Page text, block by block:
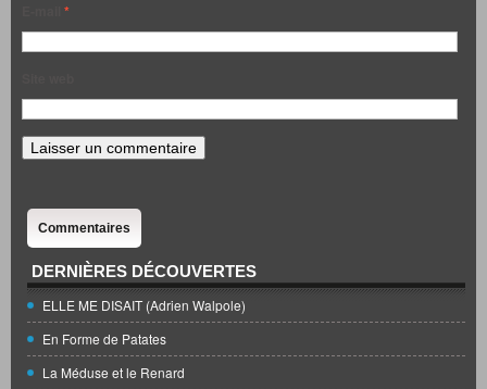
*
Commentaires
DERNIÈRES DÉCOUVERTES
ELLE ME DISAIT (Adrien Walpole)
En Forme de Patates
La Méduse et le Renard